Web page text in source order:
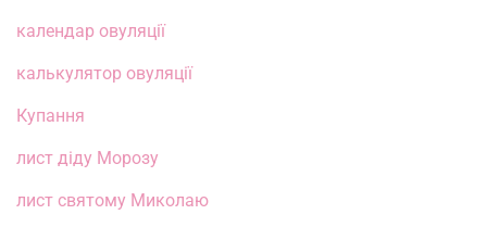
календар овуляції
калькулятор овуляції
Купання
лист діду Морозу
лист святому Миколаю